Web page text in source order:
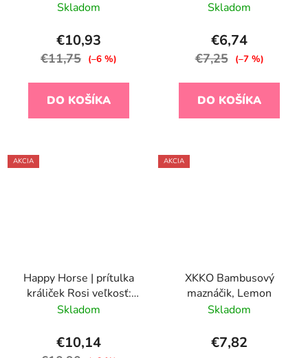
veľkosť: 28 cm
Skladom
€10,93
€11,75 (–6 %)
DO KOŠÍKA
mušelínový Hugo
Skladom
€6,74
€7,25 (–7 %)
DO KOŠÍKA
AKCIA
Happy Horse | prítulka
králiček Rosi veľkosť:
25 cm
Skladom
€10,14
AKCIA
XKKO Bambusový
maznáčik, Lemon
Skladom
€7,82